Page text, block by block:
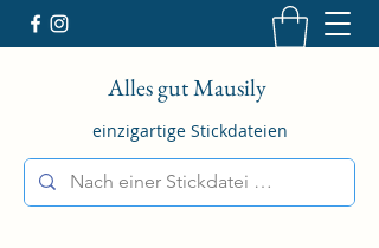
Alles gut Mausily
einzigartige Stickdateien